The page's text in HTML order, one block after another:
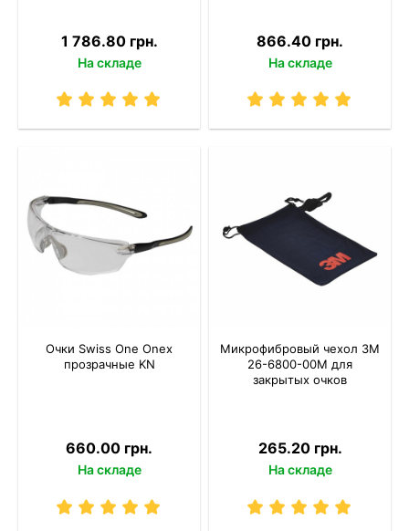
1 786.80 грн.
На складе
866.40 грн.
На складе
Очки Swiss One Onex
прозрачные KN
660.00 грн.
На складе
Микрофибровый чехол 3M
26-6800-00M для
закрытых очков
265.20 грн.
На складе